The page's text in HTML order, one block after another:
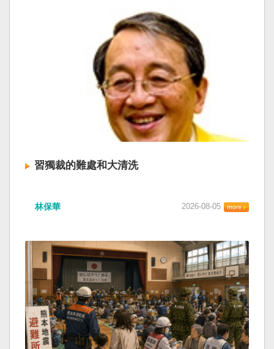
習獨裁的難處和大清洗
林保華 2026-08-05